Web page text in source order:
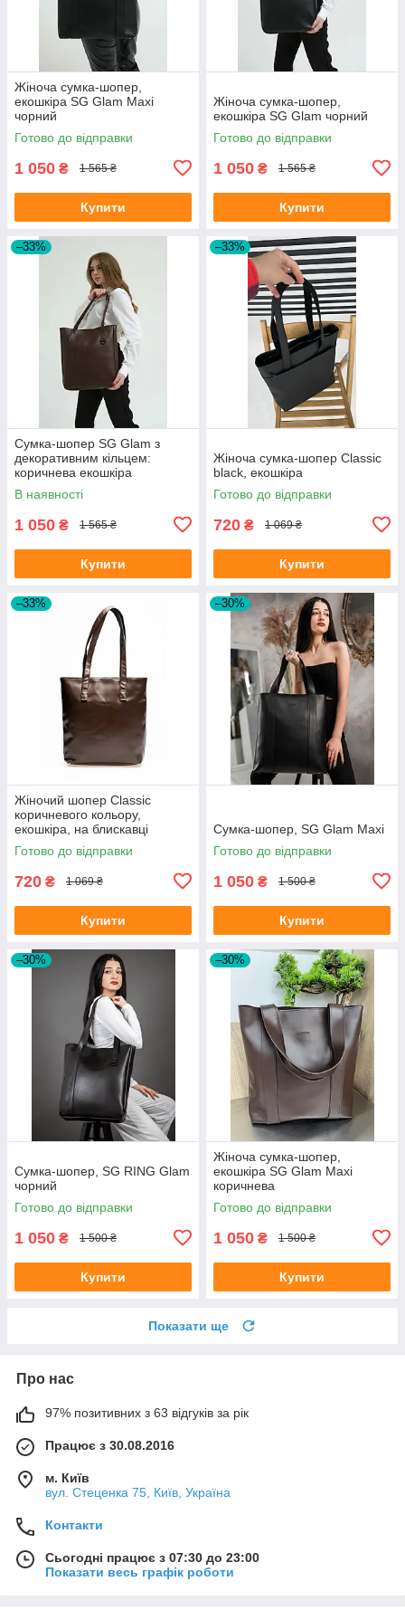
Жіноча сумка-шопер,
екошкіра SG Glam Maxi
чорний
Готово до відправки
1 050 ₴ 1 565 ₴
Купити
Жіноча сумка-шопер,
екошкіра SG Glam чорний
Готово до відправки
1 050 ₴ 1 565 ₴
Купити
–33%
Сумка-шопер SG Glam з
декоративним кільцем:
коричнева екошкіра
В наявності
1 050 ₴ 1 565 ₴
Купити
–33%
Жіноча сумка-шопер Classic
black, екошкіра
Готово до відправки
720 ₴ 1 069 ₴
Купити
–33%
Жіночий шопер Classic
коричневого кольору,
екошкіра, на блискавці
Готово до відправки
720 ₴ 1 069 ₴
Купити
–30%
Сумка-шопер, SG Glam Maxi
Готово до відправки
1 050 ₴ 1 500 ₴
Купити
–30%
Cумка-шопер, SG RING Glam
чорний
Готово до відправки
1 050 ₴ 1 500 ₴
Купити
–30%
Жіноча сумка-шопер,
екошкіра SG Glam Maxi
коричнева
Готово до відправки
1 050 ₴ 1 500 ₴
Купити
Показати ще
Про нас
97% позитивних з 63 відгуків за рік
Працює з 30.08.2016
м. Київ
вул. Стеценка 75, Київ, Україна
Контакти
Сьогодні працює з 07:30 до 23:00
Показати весь графік роботи